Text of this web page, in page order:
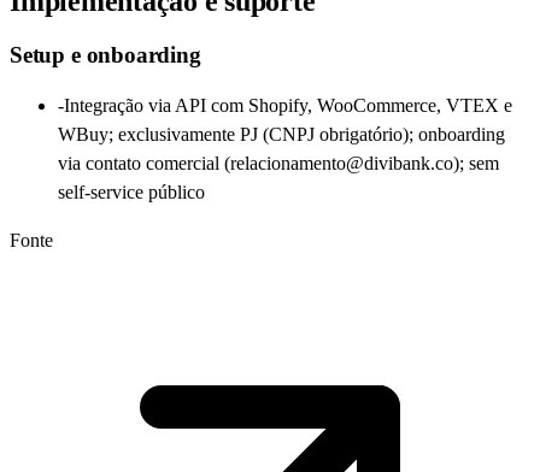
Setup e onboarding
-Integração via API com Shopify, WooCommerce, VTEX e
WBuy; exclusivamente PJ (CNPJ obrigatório); onboarding
via contato comercial (relacionamento@divibank.co); sem
self-service público
Fonte